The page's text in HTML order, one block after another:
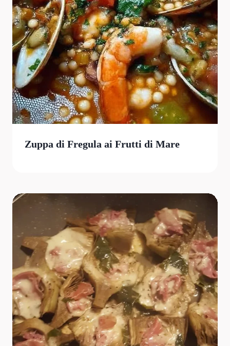
Zuppa di Fregula ai Frutti di Mare